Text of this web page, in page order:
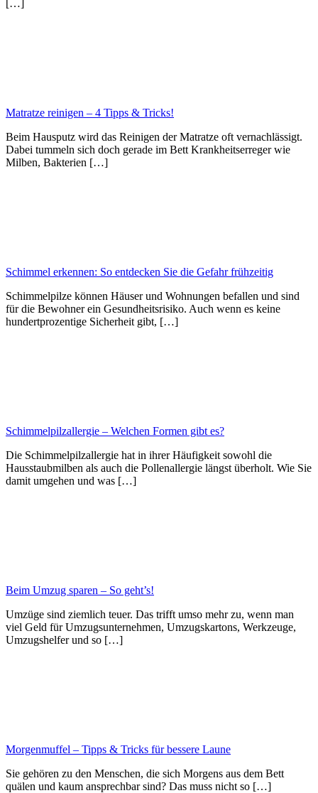
[…]
Matratze reinigen – 4 Tipps & Tricks!
Beim Hausputz wird das Reinigen der Matratze oft vernachlässigt.
Dabei tummeln sich doch gerade im Bett Krankheitserreger wie
Milben, Bakterien […]
Schimmel erkennen: So entdecken Sie die Gefahr frühzeitig
Schimmelpilze können Häuser und Wohnungen befallen und sind
für die Bewohner ein Gesundheitsrisiko. Auch wenn es keine
hundertprozentige Sicherheit gibt, […]
Schimmelpilzallergie – Welchen Formen gibt es?
Die Schimmelpilzallergie hat in ihrer Häufigkeit sowohl die
Hausstaubmilben als auch die Pollenallergie längst überholt. Wie Sie
damit umgehen und was […]
Beim Umzug sparen – So geht’s!
Umzüge sind ziemlich teuer. Das trifft umso mehr zu, wenn man
viel Geld für Umzugsunternehmen, Umzugskartons, Werkzeuge,
Umzugshelfer und so […]
Morgenmuffel – Tipps & Tricks für bessere Laune
Sie gehören zu den Menschen, die sich Morgens aus dem Bett
quälen und kaum ansprechbar sind? Das muss nicht so […]